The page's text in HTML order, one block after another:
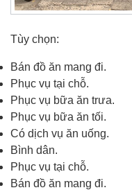
Tùy chọn:
Bán đồ ăn mang đi.
Phục vụ tại chỗ.
Phục vụ bữa ăn trưa.
Phục vụ bữa ăn tối.
Có dịch vụ ăn uống.
Bình dân.
Phục vụ tại chỗ.
Bán đồ ăn mang đi.